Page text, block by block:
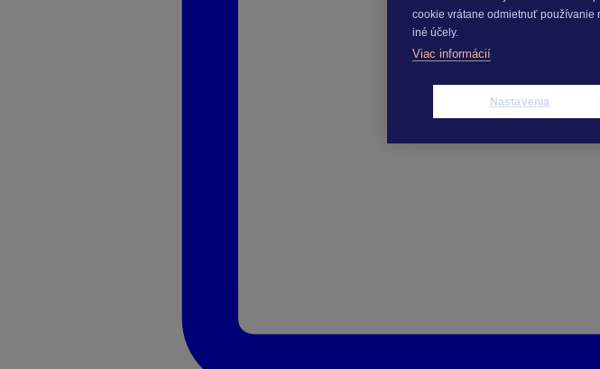
cookie vrátane odmietnuť používanie
iné účely.
Viac informácií
Nastavenia